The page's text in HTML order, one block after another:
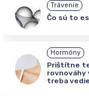
Trávenie
Čo sú to
Hormóny
Prištítne
rovnováhy
treba